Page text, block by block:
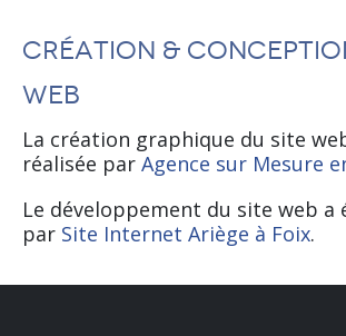
Création &
web
La création graphique du site
réalisée par Agence sur Mesure
Le développement du site web a
par Site Internet Ariège à Foix.